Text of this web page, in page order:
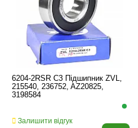
6204-2RSR C3 Підшипник ZVL,
215540, 236752, AZ20825,
3198584
Залишити відгук